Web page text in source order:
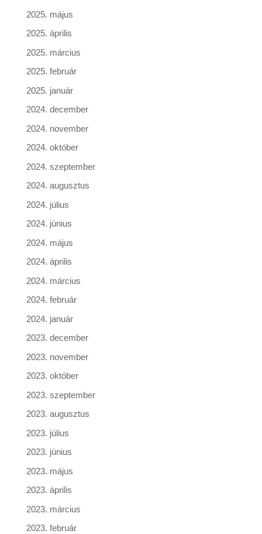
2025. május
2025. április
2025. március
2025. február
2025. január
2024. december
2024. november
2024. október
2024. szeptember
2024. augusztus
2024. július
2024. június
2024. május
2024. április
2024. március
2024. február
2024. január
2023. december
2023. november
2023. október
2023. szeptember
2023. augusztus
2023. július
2023. június
2023. május
2023. április
2023. március
2023. február